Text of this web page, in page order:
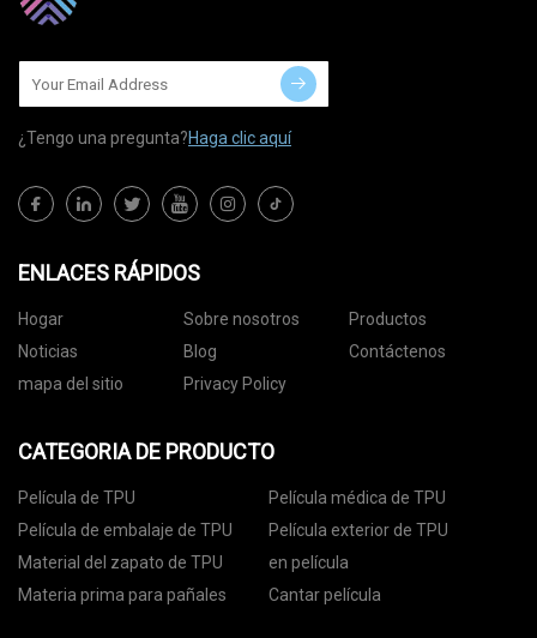
¿Tengo una pregunta?Haga clic aquí
ENLACES RÁPIDOS
Hogar Sobre nosotros
Productos
Noticias
Blog
Contáctenos
mapa del sitio
Privacy Policy
CATEGORIA DE PRODUCTO
Película de TPU
Película médica de TPU
Película de embalaje de TPU
Película exterior de TPU
Material del zapato de TPU
en película
Materia prima para pañales
Cantar película